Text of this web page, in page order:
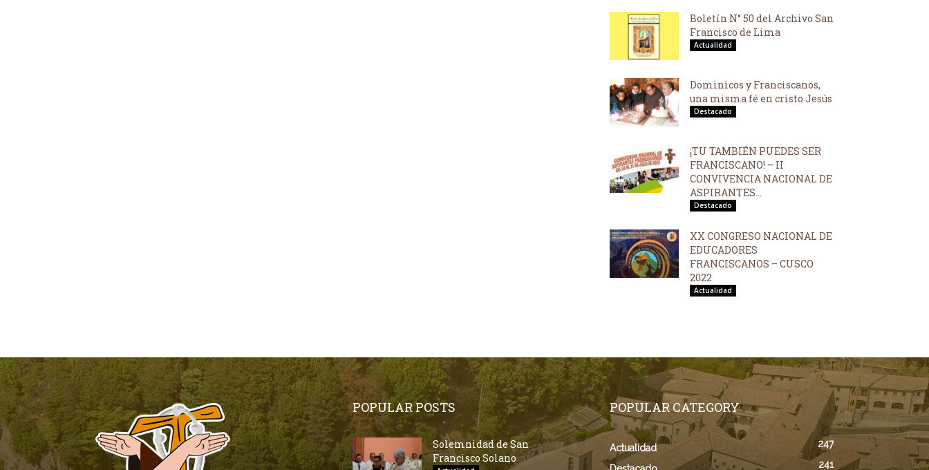
Boletín N° 50 del Archivo San
Francisco de Lima
Actualidad
Dominicos y Franciscanos,
una misma fé en cristo Jesús
Destacado
¡TU TAMBIÉN PUEDES SER
FRANCISCANO! – II
CONVIVENCIA NACIONAL DE
ASPIRANTES...
Destacado
XX CONGRESO NACIONAL DE
EDUCADORES
FRANCISCANOS – CUSCO
2022
Actualidad
POPULAR POSTS
Solemnidad de San
Francisco Solano
POPULAR CATEGORY
Actualidad 247
241